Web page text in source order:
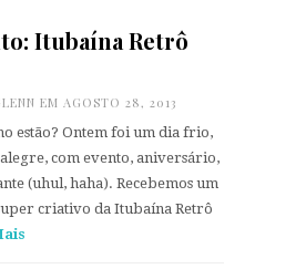
Itubaína Retrô
EM AGOSTO 28, 2013
estão? Ontem foi um dia frio,
com evento, aniversário,
(uhul, haha). Recebemos um
criativo da Itubaína Retrô